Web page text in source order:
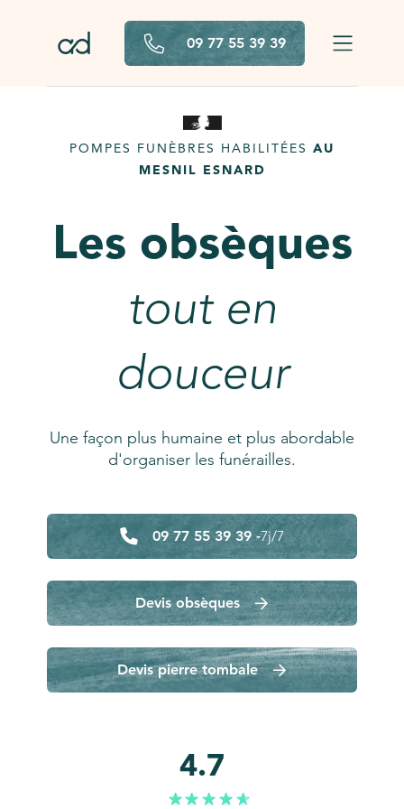
09 77 55 39 39
POMPES FUNÈBRES HABILITÉES AU
MESNIL ESNARD
Les obsèques
tout en
douceur
Une façon plus humaine et plus abordable
d'organiser les funérailles.
09 77 55 39 39 -7j/7
Devis obsèques
Devis pierre tombale
4.7